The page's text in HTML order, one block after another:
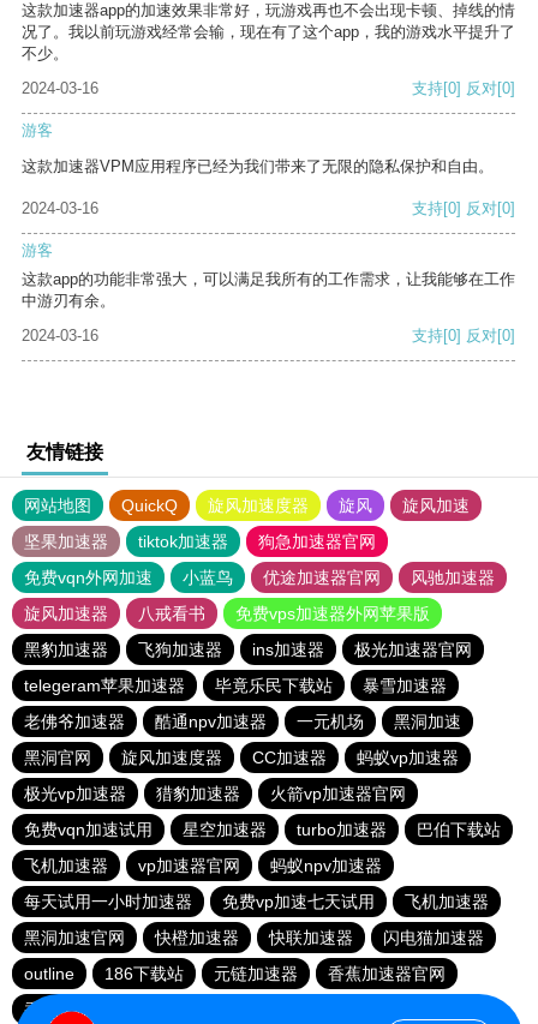
这款加速器app的加速效果非常好，玩游戏再也不会出现卡顿、掉线的情
况了。我以前玩游戏经常会输，现在有了这个app，我的游戏水平提升了
不少。
2024-03-16
支持[0] 反对[0]
游客
这款加速器VPM应用程序已经为我们带来了无限的隐私保护和自由。
2024-03-16 支持[0] 反对[0]
游客
这款app的功能非常强大，可以满足我所有的工作需求，让我能够在工作
中游刃有余。
2024-03-16
支持[0] 反对[0]
友情链接
网站地图 QuickQ 旋风加速度器 旋风
旋风加速
坚果加速器
tiktok加速器
狗急加速器官网
免费vqn外网加速
小蓝鸟 优途加速器官网
风驰加速器
旋风加速器
八戒看书
免费vps加速器外网苹果版
黑豹加速器
飞狗加速器 ins加速器
极光加速器官网
telegeram苹果加速器
毕竟乐民下载站
暴雪加速器
老佛爷加速器
酷通npv加速器 一元机场
黑洞加速
黑洞官网
旋风加速度器 CC加速器
蚂蚁vp加速器
极光vp加速器
猎豹加速器
火箭vp加速器官网
免费vqn加速试用
星空加速器 turbo加速器
巴伯下载站
飞机加速器
vp加速器官网
蚂蚁npv加速器
每天试用一小时加速器
免费vp加速七天试用
飞机加速器
黑洞加速官网
快橙加速器 快联加速器
闪电猫加速器
outline
186下载站 元链加速器
香蕉加速器官网
香蕉加速器官网正版